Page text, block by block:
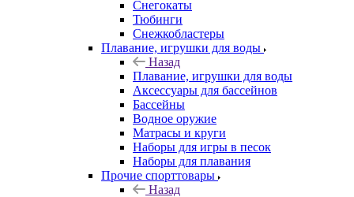
Снегокаты
Тюбинги
Снежкобластеры
Плавание, игрушки для воды
Назад
Плавание, игрушки для воды
Аксессуары для бассейнов
Бассейны
Водное оружие
Матрасы и круги
Наборы для игры в песок
Наборы для плавания
Прочие спорттовары
Назад